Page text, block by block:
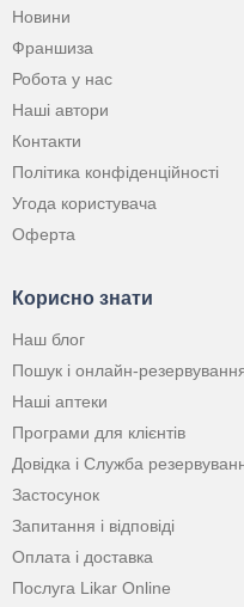
Новини
Франшиза
Робота у нас
Наші автори
Контакти
Політика конфіденційності
Угода користувача
Оферта
Корисно знати
Наш блог
Пошук і онлайн-резервування
Наші аптеки
Програми для клієнтів
Довідка і Служба
Застосунок
Запитання і відповіді
Оплата і доставка
Послуга Likar Online